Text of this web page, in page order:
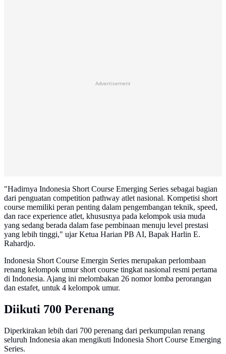
Advertisement
"Hadirnya Indonesia Short Course Emerging Series sebagai bagian
dari penguatan competition pathway atlet nasional. Kompetisi short
course memiliki peran penting dalam pengembangan teknik, speed,
dan race experience atlet, khususnya pada kelompok usia muda
yang sedang berada dalam fase pembinaan menuju level prestasi
yang lebih tinggi," ujar Ketua Harian PB AI, Bapak Harlin E.
Rahardjo.
Indonesia Short Course Emergin Series merupakan perlombaan
renang kelompok umur short course tingkat nasional resmi pertama
di Indonesia. Ajang ini melombakan 26 nomor lomba perorangan
dan estafet, untuk 4 kelompok umur.
Diikuti 700 Perenang
Diperkirakan lebih dari 700 perenang dari perkumpulan renang
seluruh Indonesia akan mengikuti Indonesia Short Course Emerging
Series.